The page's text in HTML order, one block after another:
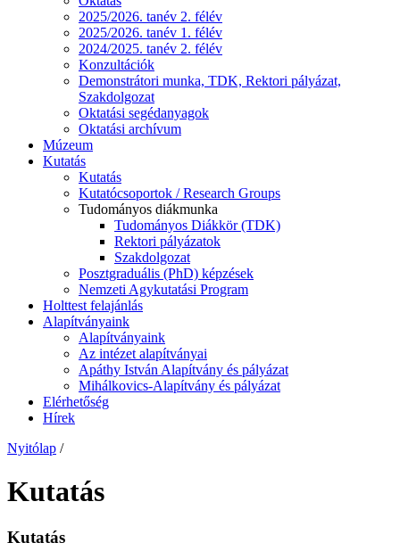
2025/2026. tanév 2. félév
2025/2026. tanév 1. félév
2024/2025. tanév 2. félév
Konzultációk
Demonstrátori munka, TDK, Rektori pályázat,
Szakdolgozat
Oktatási segédanyagok
Oktatási archívum
Múzeum
Kutatás
Kutatás
Kutatócsoportok / Research Groups
Tudományos diákmunka
Tudományos Diákkör (TDK)
Rektori pályázatok
Szakdolgozat
Posztgraduális (PhD) képzések
Nemzeti Agykutatási Program
Holttest felajánlás
Alapítványaink
Alapítványaink
Az intézet alapítványai
Apáthy István Alapítvány és pályázat
Mihálkovics-Alapítvány és pályázat
Elérhetőség
Hírek
Nyitólap /
Kutatás
Kutatás